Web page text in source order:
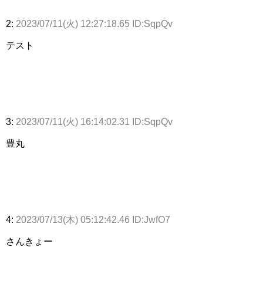
2: 2023/07/11(火) 12:27:18.65 ID:SqpQv
テスト
3: 2023/07/11(火) 16:14:02.31 ID:SqpQv
豊丸
4: 2023/07/13(木) 05:12:42.46 ID:JwfO7
さんきょー